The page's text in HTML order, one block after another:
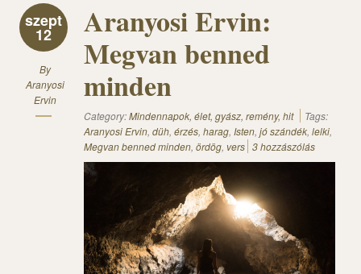
szept
12
By
Aranyosi
Ervin
Aranyosi Ervin:
Megvan benned
minden
Category:Mindennapok, élet, gyász, remény, hit
Tags:
Aranyosi Ervin, düh, érzés, harag, Isten, jó szándék, lelki,
Megvan benned minden, ördög, vers 3 hozzászólás